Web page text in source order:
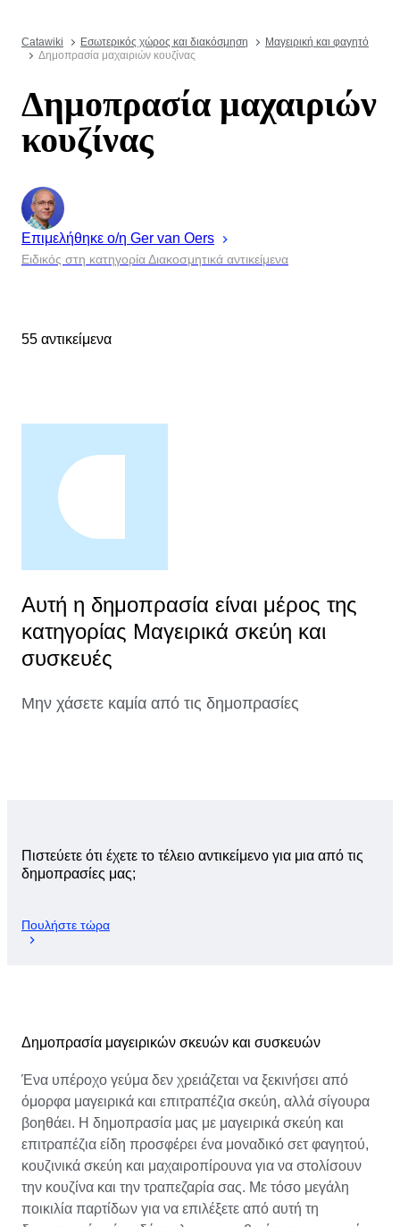
Catawiki Εσωτερικός χώρος και διακόσμηση
Μαγειρική και φαγητό
Δημοπρασία μαχαιριών κουζίνας
Δημοπρασία μαχαιριών
κουζίνας
Επιμελήθηκε ο/η Ger van Oers
Ειδικός στη κατηγορία Διακοσμητικά αντικείμενα
55 αντικείμενα
Αυτή η δημοπρασία είναι μέρος της
κατηγορίας Μαγειρικά σκεύη και
συσκευές
Μην χάσετε καμία από τις δημοπρασίες
Πιστεύετε ότι έχετε το τέλειο αντικείμενο για μια από τις
δημοπρασίες μας;
Πουλήστε τώρα
Δημοπρασία μαγειρικών σκευών και συσκευών
Ένα υπέροχο γεύμα δεν χρειάζεται να ξεκινήσει από
όμορφα μαγειρικά και επιτραπέζια σκεύη, αλλά σίγουρα
βοηθάει. Η δημοπρασία μας με μαγειρικά σκεύη και
επιτραπέζια είδη προσφέρει ένα μοναδικό σετ φαγητού,
κουζινικά σκεύη και μαχαιροπίρουνα για να στολίσουν
την κουζίνα και την τραπεζαρία σας. Με τόσο μεγάλη
ποικιλία παρτίδων για να επιλέξετε από αυτή τη